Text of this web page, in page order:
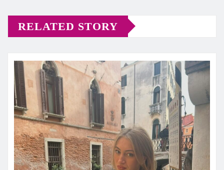
RELATED STORY